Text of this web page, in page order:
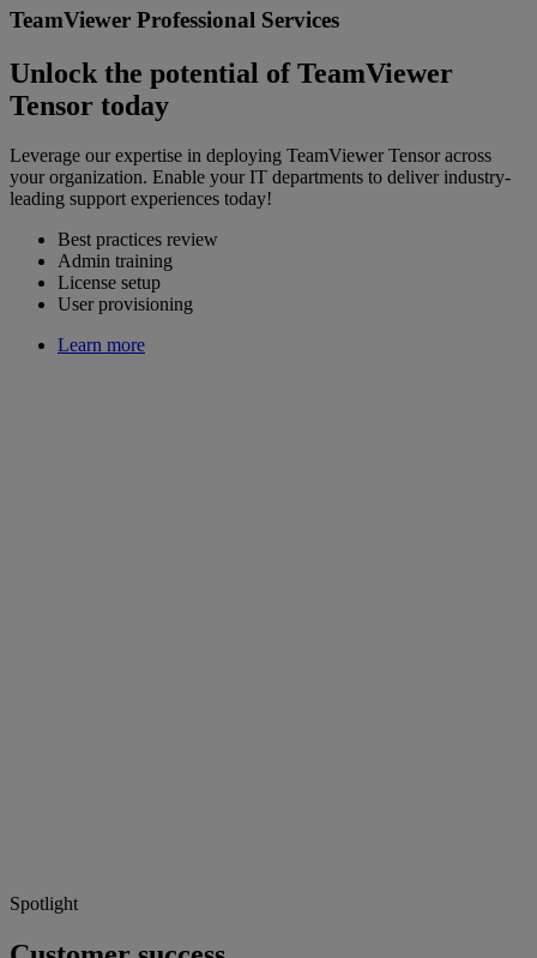
TeamViewer Professional Services
Unlock the potential of TeamViewer
Tensor today
Leverage our expertise in deploying TeamViewer Tensor across
your organization. Enable your IT departments to deliver industry-
leading support experiences today!
Best practices review
Admin training
License setup
User provisioning
Learn more
Spotlight